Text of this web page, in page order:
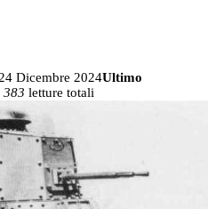
Dicembre 2024Ultimo
383 letture totali